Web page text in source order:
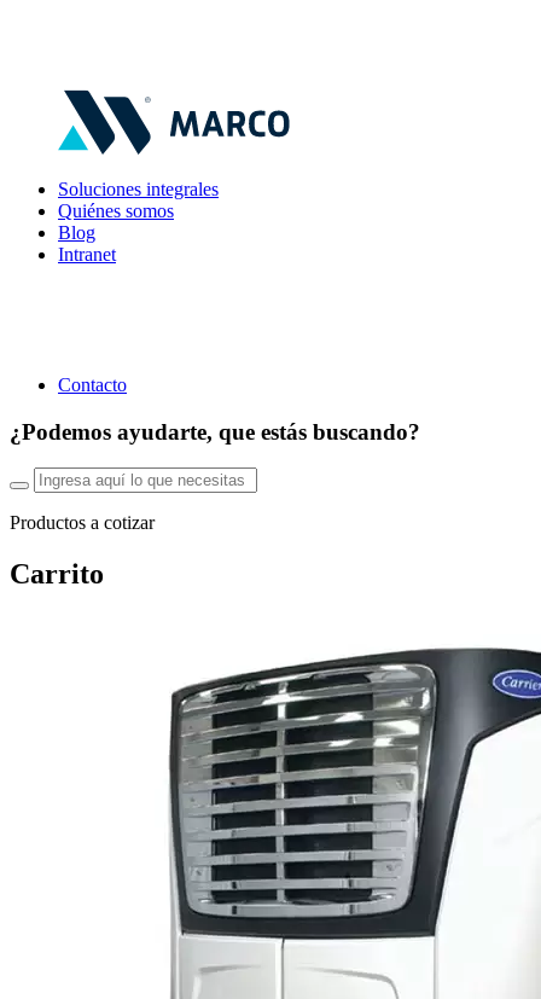
Soluciones integrales
Quiénes somos
Blog
Intranet
Contacto
¿Podemos ayudarte, que estás buscando?
Productos a cotizar
Carrito